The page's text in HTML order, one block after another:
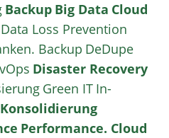
Backup Big Data Cloud
Data Loss Prevention
Backup DeDupe
Disaster Recovery
Green IT In-
Performance. Cloud